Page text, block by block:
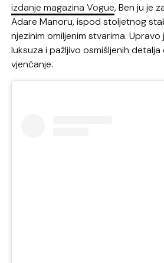
izdanje magazina Vogue, Ben ju je
Adare Manoru, ispod stoljetnog
njezinim omiljenim stvarima.
luksuza i pažljivo osmišljenih detalja
vjenčanje.